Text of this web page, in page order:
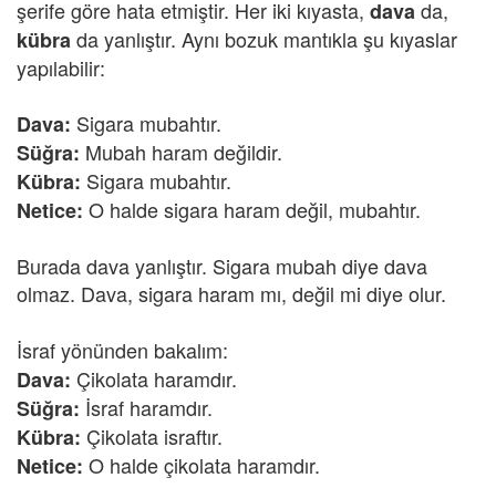
şerife göre hata etmiştir. Her iki kıyasta, davada,
kübrada yanlıştır. Aynı bozuk mantıkla şu kıyaslar
yapılabilir:
Dava: Sigara mubahtır.
Süğra: Mubah haram değildir.
Kübra: Sigara mubahtır.
Netice: O halde sigara haram değil, mubahtır.
Burada dava yanlıştır. Sigara mubah diye dava
olmaz. Dava, sigara haram mı, değil mi diye olur.
İsraf yönünden bakalım:
Dava: Çikolata haramdır.
Süğra: İsraf haramdır.
Kübra: Çikolata israftır.
Netice: O halde çikolata haramdır.